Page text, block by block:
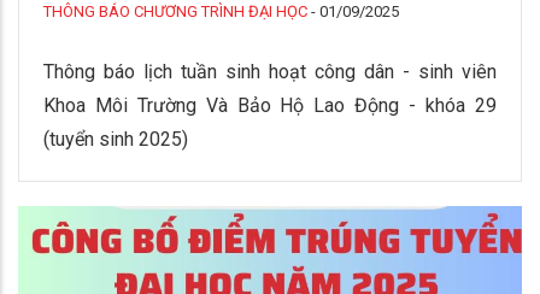
THÔNG BÁO CHƯƠNG TRÌNH ĐẠI HỌC - 01/09/2025
Thông báo lịch tuần sinh hoạt công dân - sinh viên
Khoa Môi Trường Và Bảo Hộ Lao Động - khóa 29
(tuyển sinh 2025)